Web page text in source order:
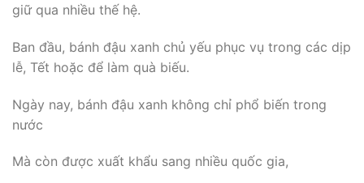
giữ qua nhiều thế hệ.
Ban đầu, bánh đậu xanh chủ yếu phục vụ trong các dịp
lễ, Tết hoặc để làm quà biếu.
Ngày nay, bánh đậu xanh không chỉ phổ biến trong
nước
Mà còn được xuất khẩu sang nhiều quốc gia,